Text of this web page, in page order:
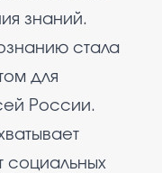
знаний.
стала
для
России.
социальных